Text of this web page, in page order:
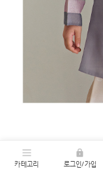
카테고리 로그인/가입